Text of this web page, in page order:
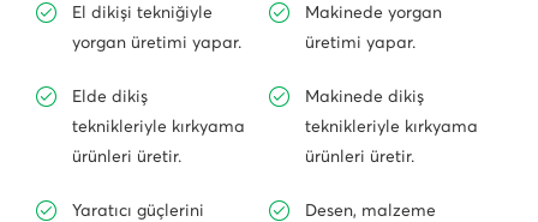
El dikişi tekniğiyle
yorgan üretimi yapar.
Makinede yorgan
üretimi yapar.
Elde dikiş
teknikleriyle kırkyama
ürünleri üretir.
Makinede dikiş
teknikleriyle kırkyama
ürünleri üretir.
Yaratıcı güçlerini
Desen, malzeme